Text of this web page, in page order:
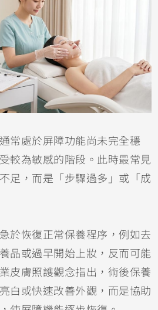
常處於屏障功能尚未完全穩
較為敏感的階段。此時最常見
足，而是「步驟過多」或「成
於恢復正常保養程序，例如去
品或過早開始上妝，反而可能
皮膚照護觀念指出，術後保養
白或快速改善外觀，而是協助